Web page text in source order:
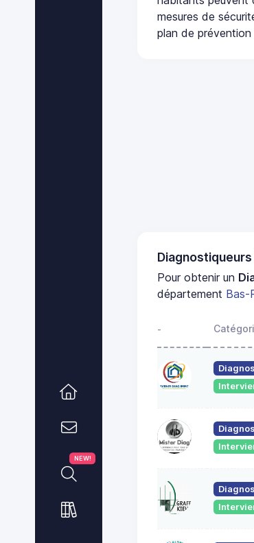
NEW!
mesures de
plan de prévention
Diagnostiqueurs
Pour obtenir un
département Bas-
-